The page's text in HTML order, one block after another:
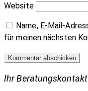
Website
Name, E-Mail-
für meinen nächsten
Ihr Beratungskontakt